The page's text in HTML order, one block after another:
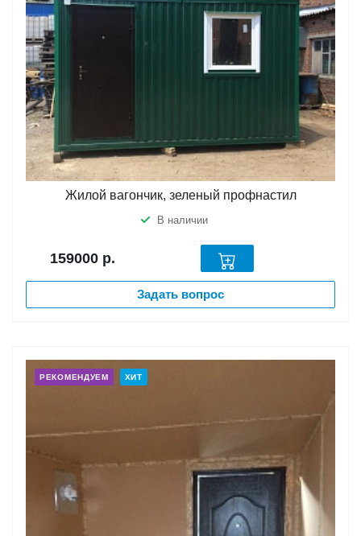
Жилой вагончик, зеленый профнастил
В наличии
159000 р.
Задать вопрос
РЕКОМЕНДУЕМ ХИТ